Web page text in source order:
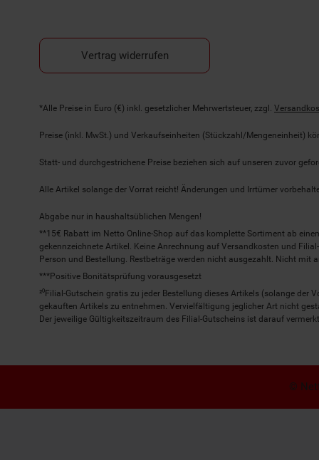
Vertrag widerrufen
Fußnoten
*Alle Preise in Euro (€) inkl. gesetzlicher Mehrwertsteuer, zzgl.
Preise (inkl. MwSt.) und Verkaufseinheiten (Stückzahl/Mengeneinheit)
Statt- und durchgestrichene Preise beziehen sich auf unseren zuvor
Alle Artikel solange der Vorrat reicht! Änderungen und Irrtümer
Abgabe nur in haushaltsüblichen Mengen!
**15€ Rabatt im Netto Online-Shop auf das komplette Sortiment ab
gekennzeichnete Artikel. Keine Anrechnung auf Versandkosten und
Person und Bestellung. Restbeträge werden nicht ausgezahlt. Nicht mit
***Positive Bonitätsprüfung vorausgesetzt
²⁰Filial-Gutschein gratis zu jeder Bestellung dieses Artikels (solange
gekauften Artikels zu entnehmen. Vervielfältigung jeglicher Art nicht
Der jeweilige Gültigkeitszeitraum des Filial-Gutscheins ist darauf vermerkt.
©